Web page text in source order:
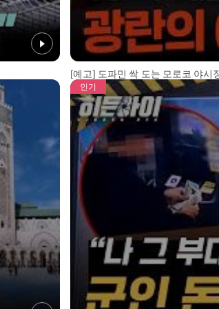
[예고] 도파민 싹 도는 모로코 야시
인기